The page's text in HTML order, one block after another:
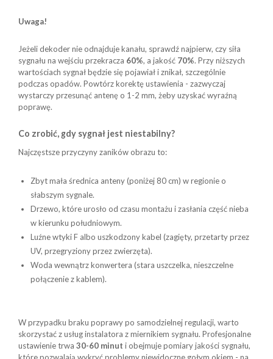
Uwaga!
Jeżeli dekoder nie odnajduje kanału, sprawdź najpierw, czy siła
sygnału na wejściu przekracza 60%, a jakość 70%. Przy niższych
wartościach sygnał będzie się pojawiał i znikał, szczególnie
podczas opadów. Powtórz korektę ustawienia - zazwyczaj
wystarczy przesunąć antenę o 1-2 mm, żeby uzyskać wyraźną
poprawę.
Co zrobić, gdy sygnał jest niestabilny?
Najczęstsze przyczyny zaników obrazu to:
Zbyt mała średnica anteny (poniżej 80 cm) w regionie o
słabszym sygnale.
Drzewo, które urosło od czasu montażu i zasłania część nieba
w kierunku południowym.
Luźne wtyki F albo uszkodzony kabel (zagięty, przetarty przez
UV, przegryziony przez zwierzęta).
Woda wewnątrz konwertera (stara uszczelka, nieszczelne
połączenie z kablem).
W przypadku braku poprawy po samodzielnej regulacji, warto
skorzystać z usług instalatora z miernikiem sygnału. Profesjonalne
ustawienie trwa 30-60 minut i obejmuje pomiary jakości sygnału,